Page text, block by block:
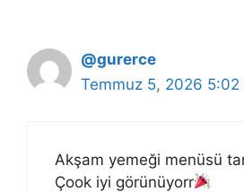
@gurerce
Temmuz 5, 2026 5:02
Akşam yemeği menüsü
Çook iyi görünüyorr